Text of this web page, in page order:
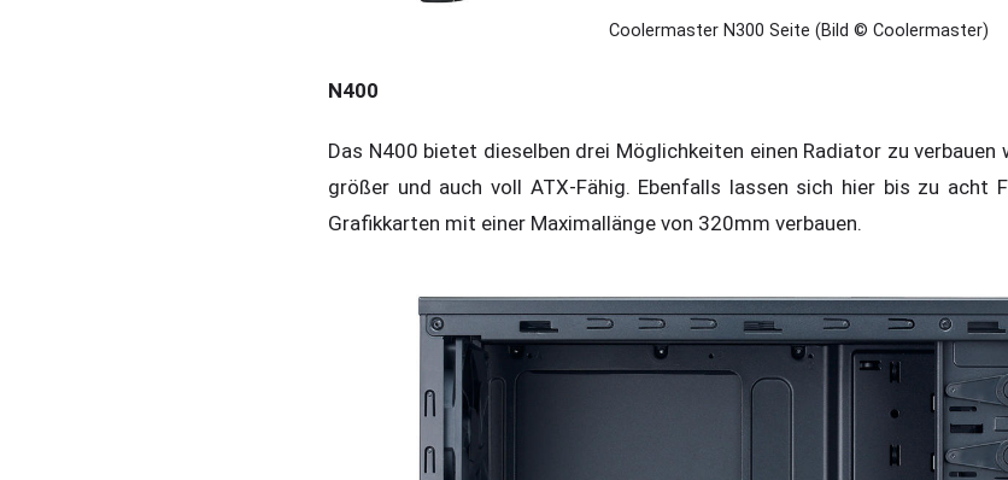
Coolermaster N300 Seite (Bild © Coolermaster)
N400
Das N400 bietet dieselben drei Möglichkeiten einen Radiator zu
größer und auch voll ATX-Fähig. Ebenfalls lassen sich hier bis zu acht
Grafikkarten mit einer Maximallänge von 320mm verbauen.